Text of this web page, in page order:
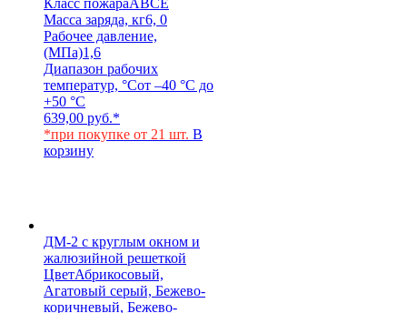
Класс пожараАВСЕ
Масса заряда, кг6, 0
Рабочее давление,
(МПа)1,6
Диапазон рабочих
температур, °Сот –40 °С до
+50 °С
639,00 руб.*
*при покупке от 21 шт. В
корзину
ДМ-2 с круглым окном и
жалюзийной решеткой
ЦветАбрикосовый,
Агатовый серый, Бежево-
коричневый, Бежево-